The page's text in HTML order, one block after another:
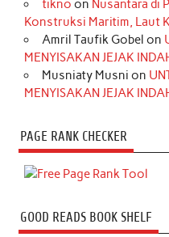
tikno on Nusantara di
Konstruksi Maritim, Laut
Amril Taufik Gobel on
MENYISAKAN JEJAK
Musniaty Musni on
MENYISAKAN JEJAK
PAGE RANK CHECKER
GOOD READS BOOK SHELF